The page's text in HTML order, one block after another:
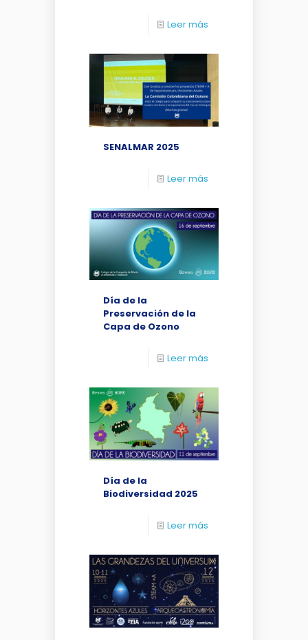
Leer más
SENALMAR 2025
Leer más
Día de la
Preservación de la
Capa de Ozono
Leer más
Día de la
Biodiversidad 2025
Leer más